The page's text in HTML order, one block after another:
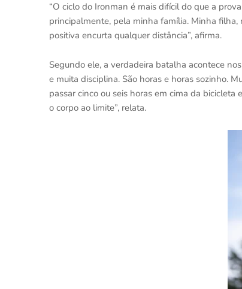
“O ciclo do Ironman é mais difícil do que a
principalmente, pela minha família. Minha filha,
positiva encurta qualquer distância”, afirma.
Segundo ele, a verdadeira batalha acontece
e muita disciplina. São horas e horas sozinho.
passar cinco ou seis horas em cima da
o corpo ao limite”, relata.